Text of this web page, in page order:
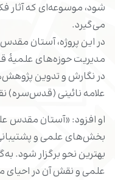
شود، موسوعه‌ای که آثار
می‌گیرد.
در این پروژه، آستان
مدیریت حوزه‌های علمیۀ
در نگارش و تدوین
علامه نائینی (قدس‌سره)
او افزود: «آستان مقدس
بخش‌های علمی و
بهترین نحو برگزار شود.
علمی و نقش آن در احیای